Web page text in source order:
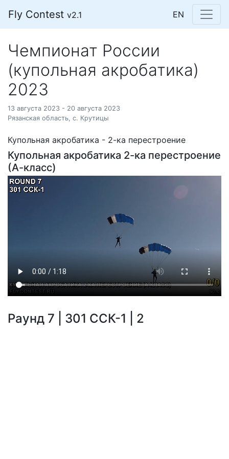
Fly Contest v2.1 EN
Чемпионат России
(купольная акробатика)
2023
13 августа 2023 - 20 августа 2023
Рязанская область, с. Крутицы
Купольная акробатика - 2-ка перестроение
Купольная акробатика 2-ка перестроение
(А-класс)
Раунд 7 | 301 CCК-1 | 2